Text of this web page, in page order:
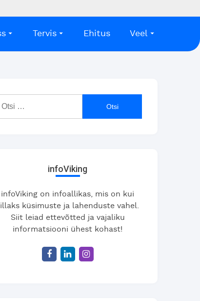
Tervis Ehitus Veel
infoViking
infoViking on infoallikas, mis on kui
küsimuste ja lahenduste vahel.
Siit leiad ettevõtted ja vajaliku
informatsiooni ühest kohast!